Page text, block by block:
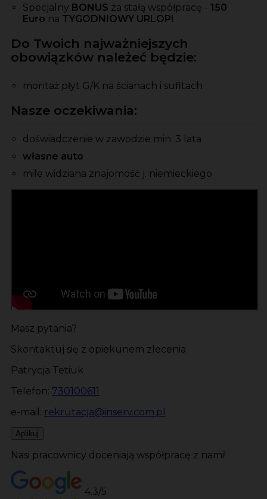
Specjalny BONUS za stałą współpracę - 150
Euro na TYGODNIOWY URLOP!
Do Twoich najważniejszych
obowiązków należeć będzie:
montaż płyt G/K na ścianach i sufitach
Nasze oczekiwania:
doświadczenie w zawodzie min. 3 lata
własne auto
mile widziana znajomość j. niemieckiego
Masz pytania?
Skontaktuj się z opiekunem zlecenia
Patrycja Tetiuk
Telefon: 730100611
e-mail: rekrutacja@inserv.com.pl
Aplikuj
Nasi pracownicy doceniają współpracę z nami!
4.3/5